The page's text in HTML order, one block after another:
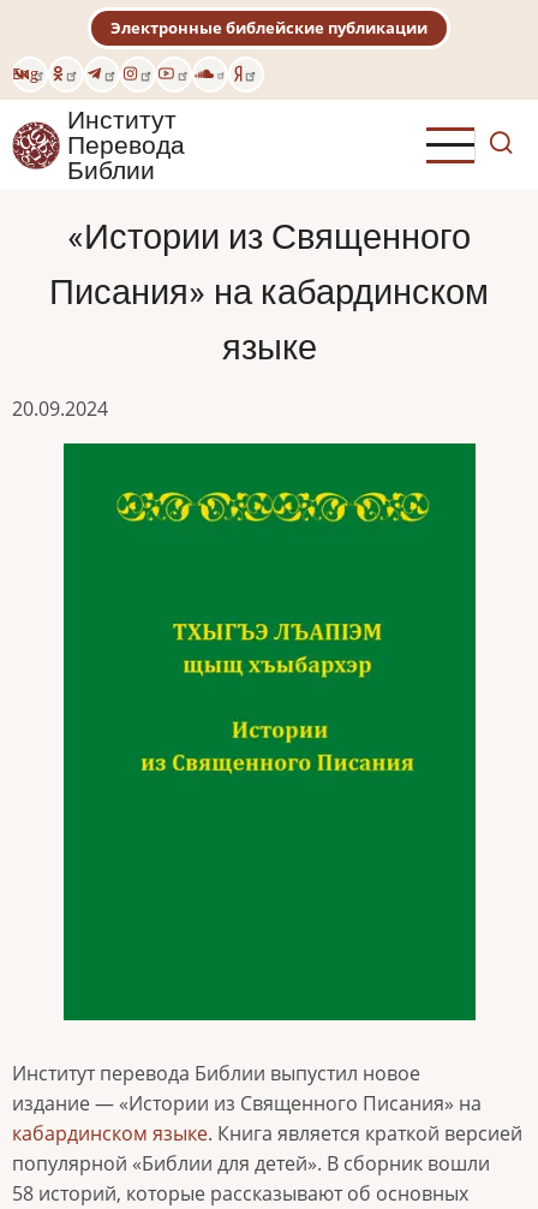
основному
содержанию
Eng
Электронные библейские публикации
Институт
Перевода
Библии
«Истории из Священного
Писания» на кабардинском
языке
20.09.2024
Институт перевода Библии выпустил новое
издание — «Истории из Священного Писания» на
кабардинском языке. Книга является краткой версией
популярной «Библии для детей». В сборник вошли
58 историй, которые рассказывают об основных